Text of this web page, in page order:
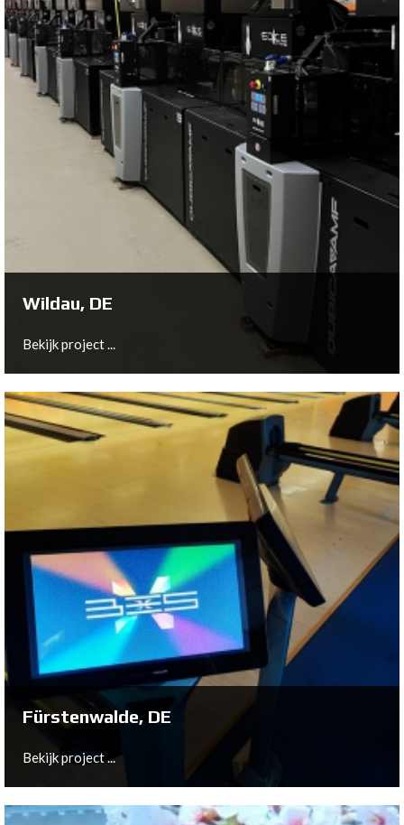
Nistelrode, NL
Wildau, DE
Bekijk project ...
Wildau, DE
Bekijk project ...
Fürstenwalde, DE
Bekijk project ...